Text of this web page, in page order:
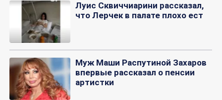
Луис Сквиччиарини рассказал,
что Лерчек в палате плохо ест
Муж Маши Распутиной Захаров
впервые рассказал о пенсии
артистки